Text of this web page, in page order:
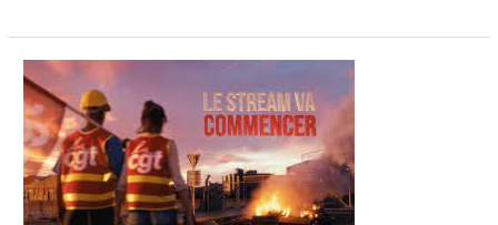
Nouvel
épisode
du
Local
CGT
sur
twitch